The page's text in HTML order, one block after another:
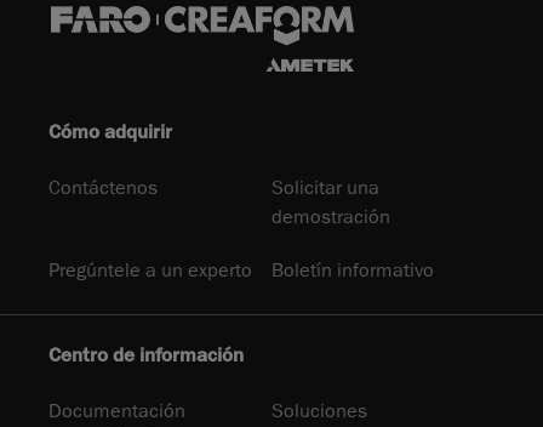
Cómo adquirir
Contáctenos
Solicitar una
demostración
Pregúntele a un experto Boletín informativo
Centro de información
Documentación
Soluciones